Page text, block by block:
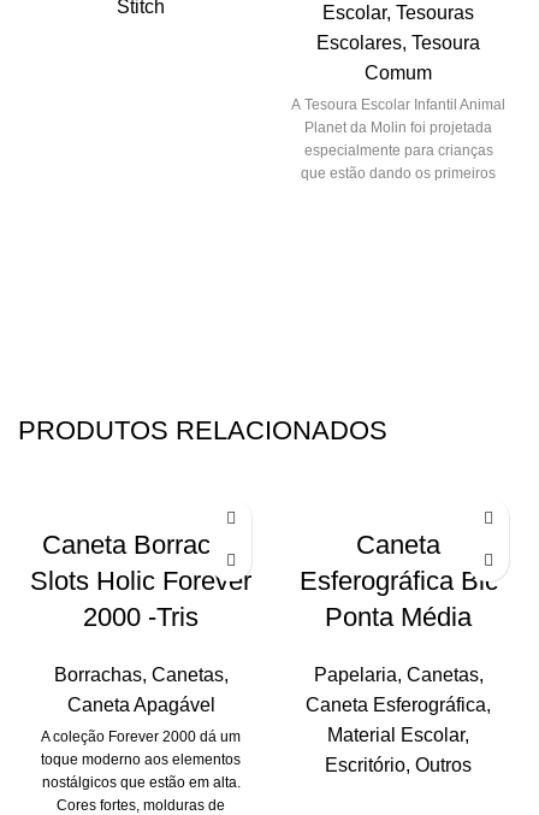
Stitch
Escolar, Tesouras
Escolares, Tesoura
Comum
A Tesoura Escolar Infantil Animal
Planet da Molin foi projetada
especialmente para crianças
que estão dando os primeiros
PRODUTOS RELACIONADOS
Caneta Borracha
Slots Holic Forever
2000 -Tris
Borrachas, Canetas,
Caneta Apagável
A coleção Forever 2000 dá um
toque moderno aos elementos
nostálgicos que estão em alta.
Cores fortes, molduras de
Caneta
Esferográfica Bic
Ponta Média
Papelaria, Canetas,
Caneta Esferográfica,
Material Escolar,
Escritório, Outros